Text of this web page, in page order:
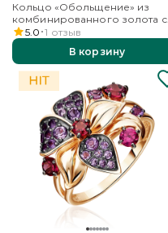
Кольцо «Обольщение» из
комбинированного золота с
гранатом
5.0 1 отзыв
В корзину